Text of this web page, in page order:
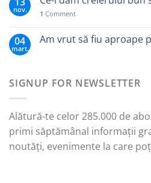
nov. 1 Comment
04
mart.
Am vrut să fiu aproape
SIGNUP FOR NEWSLETTER
Alătură-te celor 285.000 de
primi săptămânal informații
noutăți, evenimente la care